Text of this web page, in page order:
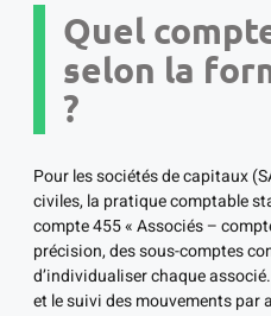
Quel
selon la
?
Pour les sociétés de capitaux
civiles, la pratique comptable
compte 455 « Associés –
précision, des sous-comptes
d’individualiser chaque
et le suivi des mouvements par